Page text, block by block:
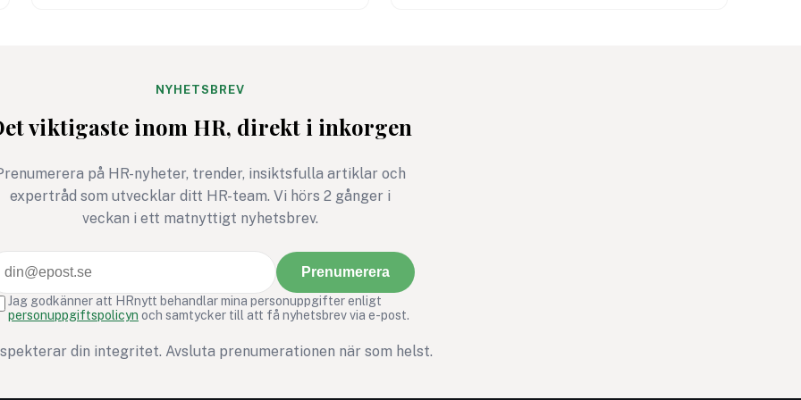
NYHETSBREV
viktigaste inom HR, direkt i inkorgen
på HR-nyheter, trender, insiktsfulla artiklar och
expertråd som utvecklar ditt HR-team. Vi hörs 2 gånger i
veckan i ett matnyttigt nyhetsbrev.
Prenumerera
Jag godkänner att HRnytt behandlar mina personuppgifter enligt
personuppgiftspolicyn och samtycker till att få nyhetsbrev via e-post.
din integritet. Avsluta prenumerationen när som helst.